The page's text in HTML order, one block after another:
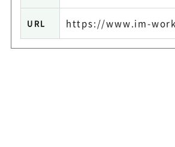
URL https://www.im-